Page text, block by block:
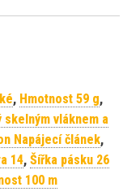
, Hmotnost 59 g,
vláknem a
Napájecí článek,
14, Šířka pásku 26
100 m